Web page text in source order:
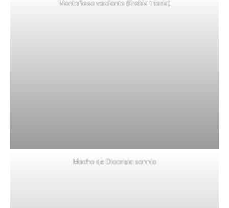
Montañesa vacilante (Erebia triaria)
Macho de Diacrisia sannio